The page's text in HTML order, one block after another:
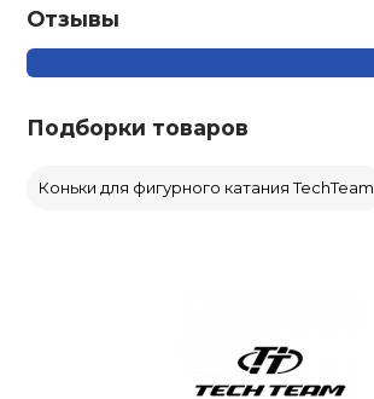
Отзывы
Подборки товаров
Коньки для фигурного катания TechTeam